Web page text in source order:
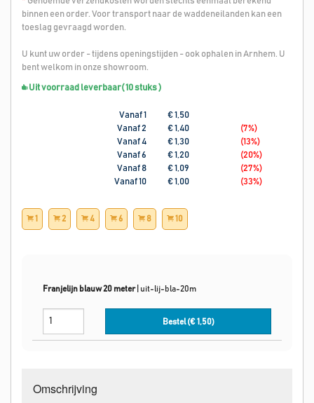
binnen een order. Voor transport naar de waddeneilanden kan een
toeslag gevraagd worden.
U kunt uw order - tijdens openingstijden - ook ophalen in Arnhem. U
bent welkom in onze showroom.
Uit voorraad leverbaar( 10 stuks )
Vanaf 1
€ 1,50
Vanaf 2
€ 1,40 (7%)
Vanaf 4
€ 1,30 (13%)
Vanaf 6
€ 1,20 (20%)
Vanaf 8
€ 1,09 (27%)
Vanaf 10
€ 1,00 (33%)
1 2 4 6 8 10
Franjelijn blauw 20 meter| uit-lij-bla-20m
Bestel (€1,50)
Omschrijving